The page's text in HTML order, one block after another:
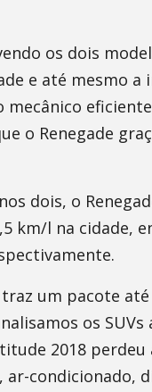
os dois
e até mesmo
o Renegade
dois, o
km/l na cidade,
um pacote
os
2018
ar-condicionado,